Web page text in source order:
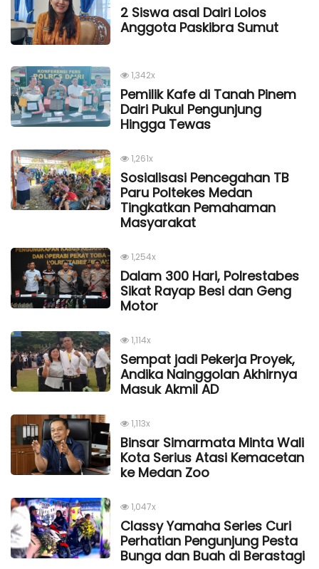
2 Siswa asal Dairi Lolos
Anggota Paskibra Sumut
1,342x
Pemilik Kafe di Tanah Pinem
Dairi Pukul Pengunjung
Hingga Tewas
1,261x
Sosialisasi Pencegahan TB
Paru Poltekes Medan
Tingkatkan Pemahaman
Masyarakat
1,254x
Dalam 300 Hari, Polrestabes
Sikat Rayap Besi dan Geng
Motor
1,114x
Sempat jadi Pekerja Proyek,
Andika Nainggolan Akhirnya
Masuk Akmil AD
1,113x
Binsar Simarmata Minta Wali
Kota Serius Atasi Kemacetan
ke Medan Zoo
1,047x
Classy Yamaha Series Curi
Perhatian Pengunjung Pesta
Bunga dan Buah di Berastagi